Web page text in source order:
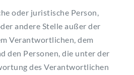
oder juristische Person,
andere Stelle außer der
Verantwortlichen, dem
den Personen, die unter der
des Verantwortlichen